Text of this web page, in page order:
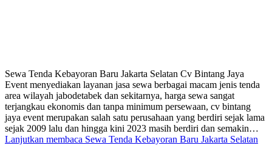
Sewa Tenda Kebayoran Baru Jakarta Selatan Cv Bintang Jaya
Event menyediakan layanan jasa sewa berbagai macam jenis tenda
area wilayah jabodetabek dan sekitarnya, harga sewa sangat
terjangkau ekonomis dan tanpa minimum persewaan, cv bintang
jaya event merupakan salah satu perusahaan yang berdiri sejak lama
sejak 2009 lalu dan hingga kini 2023 masih berdiri dan semakin…
Lanjutkan membaca Sewa Tenda Kebayoran Baru Jakarta Selatan